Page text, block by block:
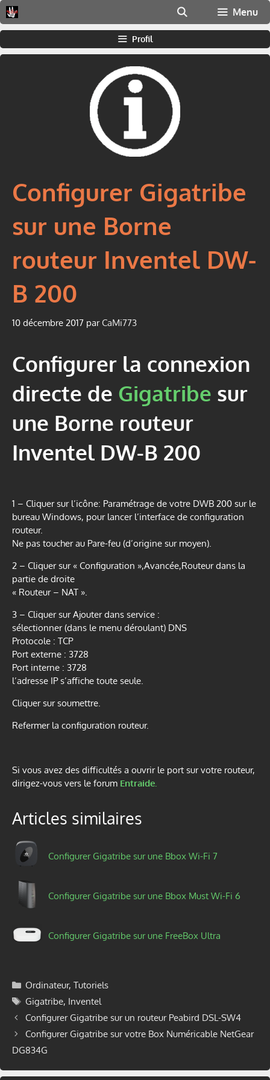
Aller
au
contenu
Menu
Profil
Configurer Gigatribe
sur une Borne
routeur Inventel DW-
B 200
10 décembre 2017 parCaMi773
Configurer la connexion
directe de Gigatribe sur
une Borne routeur
Inventel DW-B 200
1 – Cliquer sur l’icône: Paramétrage de votre DWB 200 sur le
bureau Windows, pour lancer l’interface de configuration
routeur.
Ne pas toucher au Pare-feu (d’origine sur moyen).
2 – Cliquer sur « Configuration »,Avancée,Routeur dans la
partie de droite
« Routeur – NAT ».
3 – Cliquer sur Ajouter dans service :
sélectionner (dans le menu déroulant) DNS
Protocole : TCP
Port externe : 3728
Port interne : 3728
l’adresse IP s’affiche toute seule.
Cliquer sur soumettre.
Refermer la configuration routeur.
Si vous avez des difficultés a ouvrir le port sur votre routeur,
dirigez-vous vers le forum Entraide.
Articles similaires
Configurer Gigatribe sur une Bbox Wi-Fi 7
Configurer Gigatribe sur une Bbox Must Wi-Fi 6
Configurer Gigatribe sur une FreeBox Ultra
Catégories
Ordinateur, Tutoriels
Étiquettes
Gigatribe, Inventel
Configurer Gigatribe sur un routeur Peabird DSL-SW4
Configurer Gigatribe sur votre Box Numéricable NetGear
DG834G